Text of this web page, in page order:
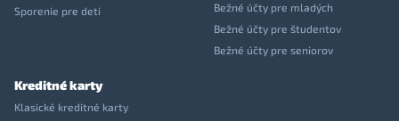
Sporenie pre deti
Bežné účty pre mladých
Bežné účty pre študentov
Bežné účty pre seniorov
Kreditné karty
Klasické kreditné karty